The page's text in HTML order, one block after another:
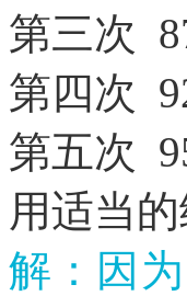
第三次
第四次
第五次
用适当
解：因